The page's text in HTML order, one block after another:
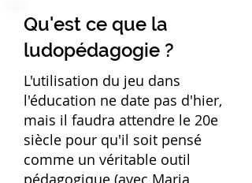
Qu'est ce que la
ludopédagogie ?
L'utilisation du jeu dans
l'éducation ne date pas d'hier,
mais il faudra attendre le 20e
siècle pour qu'il soit pensé
comme un véritable outil
pédagogique (avec Maria